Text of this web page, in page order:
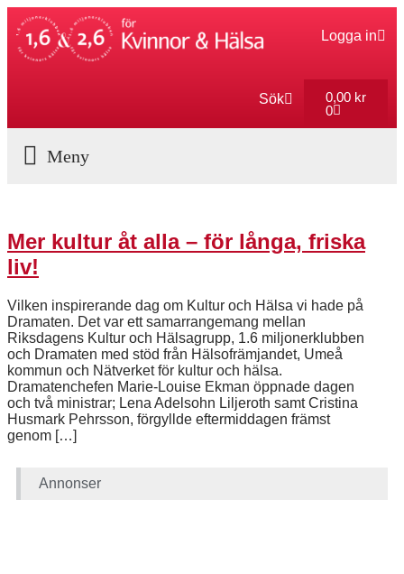
Logga in
Sök 0,00 kr
0
Mer kultur åt alla – för långa, friska
liv!
Vilken inspirerande dag om Kultur och Hälsa vi hade på
Dramaten. Det var ett samarrangemang mellan
Riksdagens Kultur och Hälsagrupp, 1.6 miljonerklubben
och Dramaten med stöd från Hälsofrämjandet, Umeå
kommun och Nätverket för kultur och hälsa.
Dramatenchefen Marie-Louise Ekman öppnade dagen
och två ministrar; Lena Adelsohn Liljeroth samt Cristina
Husmark Pehrsson, förgyllde eftermiddagen främst
genom […]
Annonser